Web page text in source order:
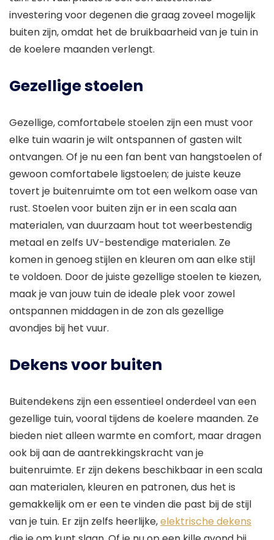
investering voor degenen die graag zoveel mogelijk
buiten zijn, omdat het de bruikbaarheid van je tuin in
de koelere maanden verlengt.
Gezellige stoelen
Gezellige, comfortabele stoelen zijn een must voor
elke tuin waarin je wilt ontspannen of gasten wilt
ontvangen. Of je nu een fan bent van hangstoelen of
gewoon comfortabele ligstoelen; de juiste keuze
tovert je buitenruimte om tot een welkom oase van
rust. Stoelen voor buiten zijn er in een scala aan
materialen, van duurzaam hout tot weerbestendig
metaal en zelfs UV-bestendige materialen. Ze
komen in genoeg stijlen en kleuren om aan elke stijl
te voldoen. Door de juiste gezellige stoelen te kiezen,
maak je van jouw tuin de ideale plek voor zowel
ontspannen middagen in de zon als gezellige
avondjes bij het vuur.
Dekens voor buiten
Buitendekens zijn een essentieel onderdeel van een
gezellige tuin, vooral tijdens de koelere maanden. Ze
bieden niet alleen warmte en comfort, maar dragen
ook bij aan de aantrekkingskracht van je
buitenruimte. Er zijn dekens beschikbaar in een scala
aan materialen, kleuren en patronen, dus het is
gemakkelijk om er een te vinden die past bij de stijl
van je tuin. Er zijn zelfs heerlijke,elektrische dekens